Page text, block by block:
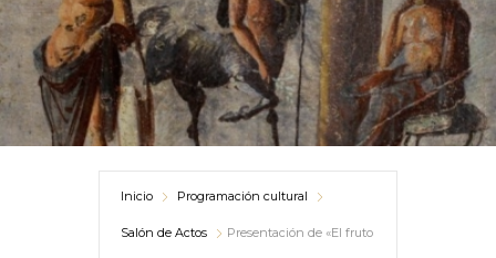
Inicio Programación cultural
Salón de Actos Presentación de «El fruto